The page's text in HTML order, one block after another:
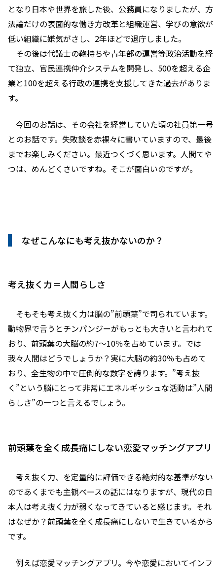
となり日本や世界を旅した後、公務員になりましたが、方
法論だけの表面的な働き方改革と組織運営、学びの意欲が
低い組織に嫌気がさし、2年ほどで退庁しました。
その後は代議士の鞄持ちや青年部の運営等政治活動を経
て独立、官民連携仲介システムを開発し、500を超える企
業と100を超える行政の連携を支援してきた過去がありま
す。
今回のお話は、その会社を経営していた頃の社員第一号
とのお話です。失敗談を赤裸々に書いていますので、最後
までお楽しみください。最近つくづく思います。人間てや
つは、めんどくさいですね。そこが面白いのですが。
なぜこんなにも考え抜かないのか？
考え抜く力＝人間らしさ
そもそも考え抜く力は脳の”前頭葉”で司られています。
動物界で言うとチンパンジーがもっとも大きいと言われて
おり、前頭葉の大脳の約7～10％を占めています。では
我々人間はどうでしょうか？実に大脳の約30％も占めて
おり、全生物の中で圧倒的な数字を誇ります。”考え抜
く”という脳にとって非常にエネルギッシュな活動は”人間
らしさ”の一つと言えるでしょう。
前頭葉を全く成長痛にしない恋愛マッチングアプリ
考え抜く力、を定量的に評価できる絶対的な基準がない
のであくまでも主観ベースの話にはなりますが、現代の日
本人は考え抜く力が弱くなってきていると感じます。それ
はなぜか？前頭葉を全く成長痛にしないで生きているから
です。
例えば恋愛マッチングアプリ。今や恋愛においてインフ